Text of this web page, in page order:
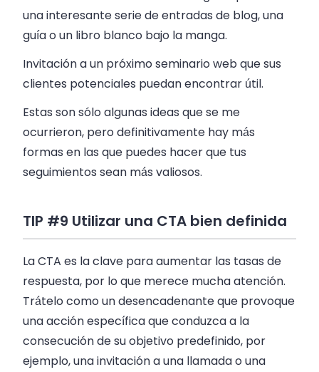
una interesante serie de entradas de blog, una
guía o un libro blanco bajo la manga.
Invitación a un próximo seminario web que sus
clientes potenciales puedan encontrar útil.
Estas son sólo algunas ideas que se me
ocurrieron, pero definitivamente hay más
formas en las que puedes hacer que tus
seguimientos sean más valiosos.
TIP #9 Utilizar una CTA bien definida
La CTA es la clave para aumentar las tasas de
respuesta, por lo que merece mucha atención.
Trátelo como un desencadenante que provoque
una acción específica que conduzca a la
consecución de su objetivo predefinido, por
ejemplo, una invitación a una llamada o una